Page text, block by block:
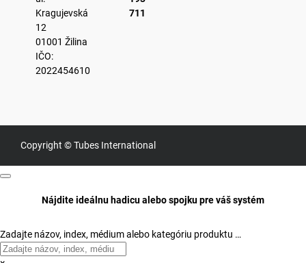
Kragujevská
12
01001 Žilina
IČO:
2022454610
711
Copyright © Tubes International
Nájdite ideálnu hadicu alebo spojku pre váš systém
Zadajte názov, index, médium alebo kategóriu produktu …